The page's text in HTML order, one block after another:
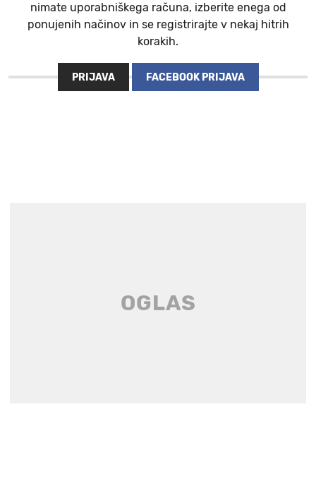
nimate uporabniškega računa, izberite enega od
ponujenih načinov in se registrirajte v nekaj hitrih
korakih.
PRIJAVA FACEBOOK PRIJAVA